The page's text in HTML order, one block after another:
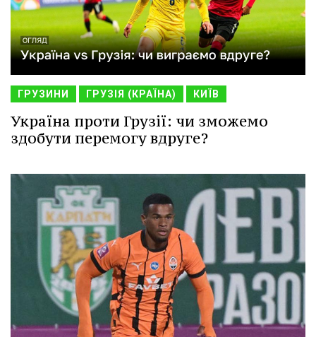
ГРУЗИНИ ГРУЗІЯ (КРАЇНА) КИЇВ
Україна проти Грузії: чи зможемо
здобути перемогу вдруге?